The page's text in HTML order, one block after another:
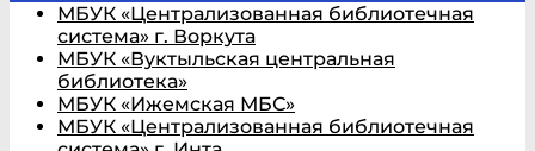
МБУК «Централизованная библиотечная
система» г. Воркута
МБУК «Вуктыльская центральная
библиотека»
МБУК «Ижемская МБС»
МБУК «Централизованная библиотечная